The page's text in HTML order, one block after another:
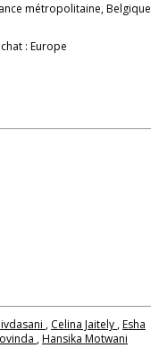
métropolitaine, Belgique
: Europe
, Celina Jaitely ,Esha
,Hansika Motwani